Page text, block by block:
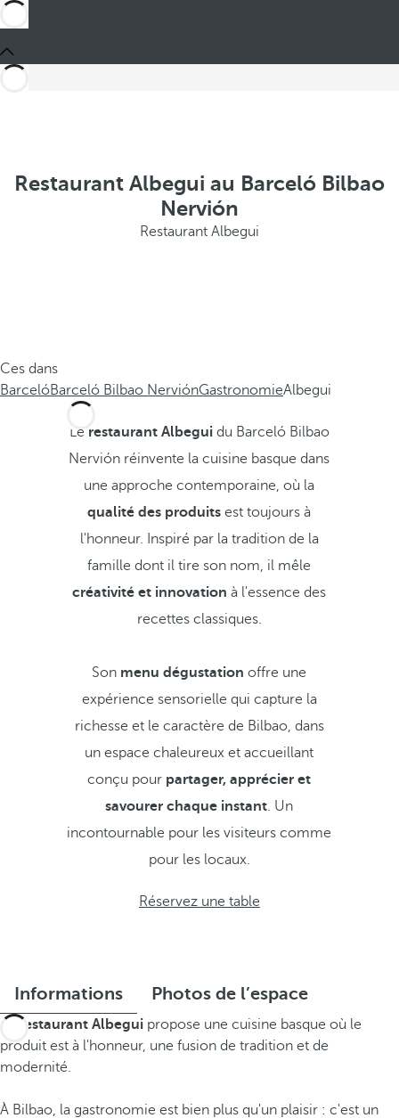
Restaurant Albegui au Barceló Bilbao
Nervión
Restaurant Albegui
Ces dans
BarcelóBarceló Bilbao NerviónGastronomieAlbegui
Le restaurant Albeguidu Barceló Bilbao
Nervión réinvente la cuisine basque dans
une approche contemporaine, où la
qualité des produits est toujours à
l'honneur. Inspiré par la tradition de la
famille dont il tire son nom, il mêle
créativité et innovation à l'essence des
recettes classiques.
Son menu dégustation offre une
expérience sensorielle qui capture la
richesse et le caractère de Bilbao, dans
un espace chaleureux et accueillant
conçu pour partager, apprécier et
savourer chaque instant. Un
incontournable pour les visiteurs comme
pour les locaux.
Réservez une table
Informations Photos de l’espace
Le restaurant Albegui propose une cuisine basque où le
produit est à l'honneur, une fusion de tradition et de
modernité.
À Bilbao, la gastronomie est bien plus qu'un plaisir : c'est un